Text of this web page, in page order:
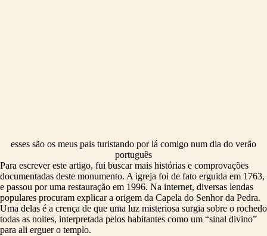
esses são os meus pais turistando por lá comigo num dia do verão
português
Para escrever este artigo, fui buscar mais histórias e comprovações
documentadas deste monumento. A igreja foi de fato erguida em 1763,
e passou por uma restauração em 1996. Na internet, diversas lendas
populares procuram explicar a origem da Capela do Senhor da Pedra.
Uma delas é a crença de que uma luz misteriosa surgia sobre o rochedo
todas as noites, interpretada pelos habitantes como um “sinal divino”
para ali erguer o templo.